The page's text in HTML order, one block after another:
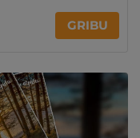
GRIBU